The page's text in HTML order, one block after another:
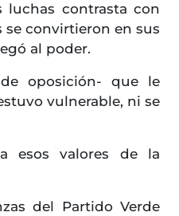
luchas contrasta con
se convirtieron en sus
al poder.
oposición- que le
vulnerable, ni se
esos valores de la
del Partido Verde